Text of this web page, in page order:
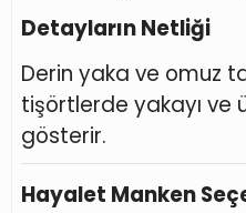
Detayların Netliği
Derin yaka ve omuz
tişörtlerde yakayı ve
gösterir.
Hayalet Manken